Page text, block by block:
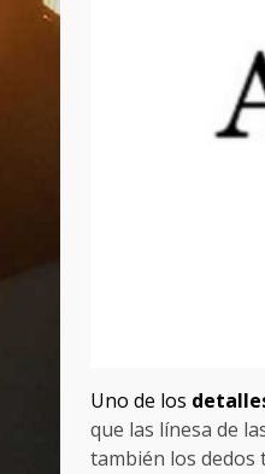
Uno de los
que las línesa de
también los dedos